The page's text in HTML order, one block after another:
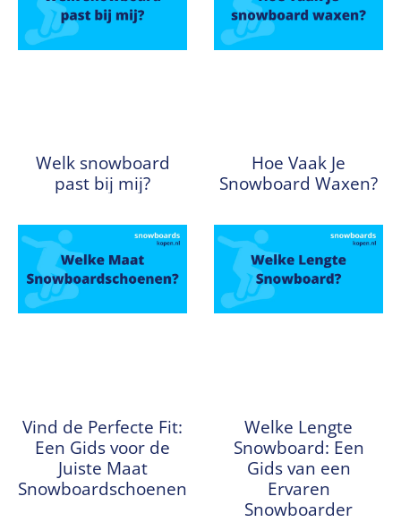
Welk snowboard
past bij mij?
Hoe Vaak Je
Snowboard Waxen?
Vind de Perfecte Fit:
Een Gids voor de
Juiste Maat
Snowboardschoenen
Welke Lengte
Snowboard: Een
Gids van een
Ervaren
Snowboarder